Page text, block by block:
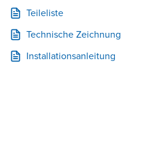
Teileliste
Technische Zeichnung
Installationsanleitung